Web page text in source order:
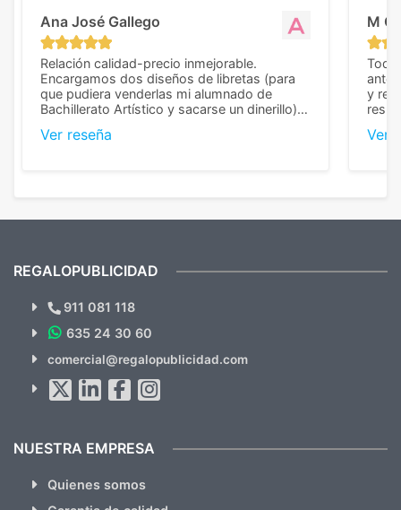
Ana José Gallego
Relación calidad-precio inmejorable.
Encargamos dos diseños de libretas (para
que pudiera venderlas mi alumnado de
Bachillerato Artístico y sacarse un dinerillo) y
diferencia, con libretas de muy buena calidad
mandaron las miniaturas para
recomendables.
Ver reseña
M C
Todo
y
Ver
¿Quieres ver nuestras últimas
Novedades y Ofertas?
hacemos Spam)
REGALOPUBLICIDAD
911 081 118
635 24 30 60
comercial@regalopublicidad.com
NUESTRA EMPRESA
Quienes somos